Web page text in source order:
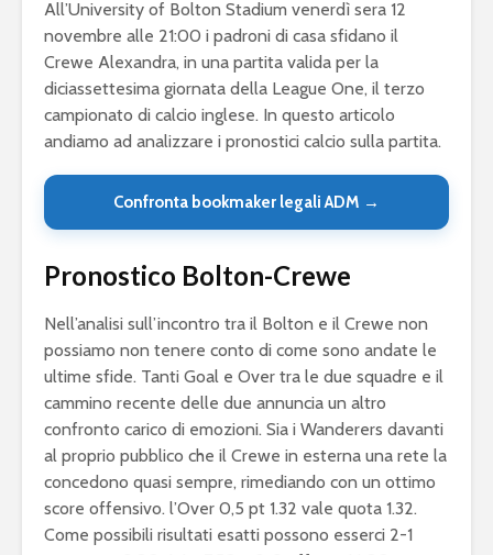
All’University of Bolton Stadium venerdì sera 12
novembre alle 21:00 i padroni di casa sfidano il
Crewe Alexandra, in una partita valida per la
diciassettesima giornata della League One, il terzo
campionato di calcio inglese. In questo articolo
andiamo ad analizzare i pronostici calcio sulla partita.
Confronta bookmaker legali ADM →
Pronostico Bolton-Crewe
Nell’analisi sull’incontro tra il Bolton e il Crewe non
possiamo non tenere conto di come sono andate le
ultime sfide. Tanti Goal e Over tra le due squadre e il
cammino recente delle due annuncia un altro
confronto carico di emozioni. Sia i Wanderers davanti
al proprio pubblico che il Crewe in esterna una rete la
concedono quasi sempre, rimediando con un ottimo
score offensivo. l’Over 0,5 pt 1.32 vale quota 1.32.
Come possibili risultati esatti possono esserci 2-1